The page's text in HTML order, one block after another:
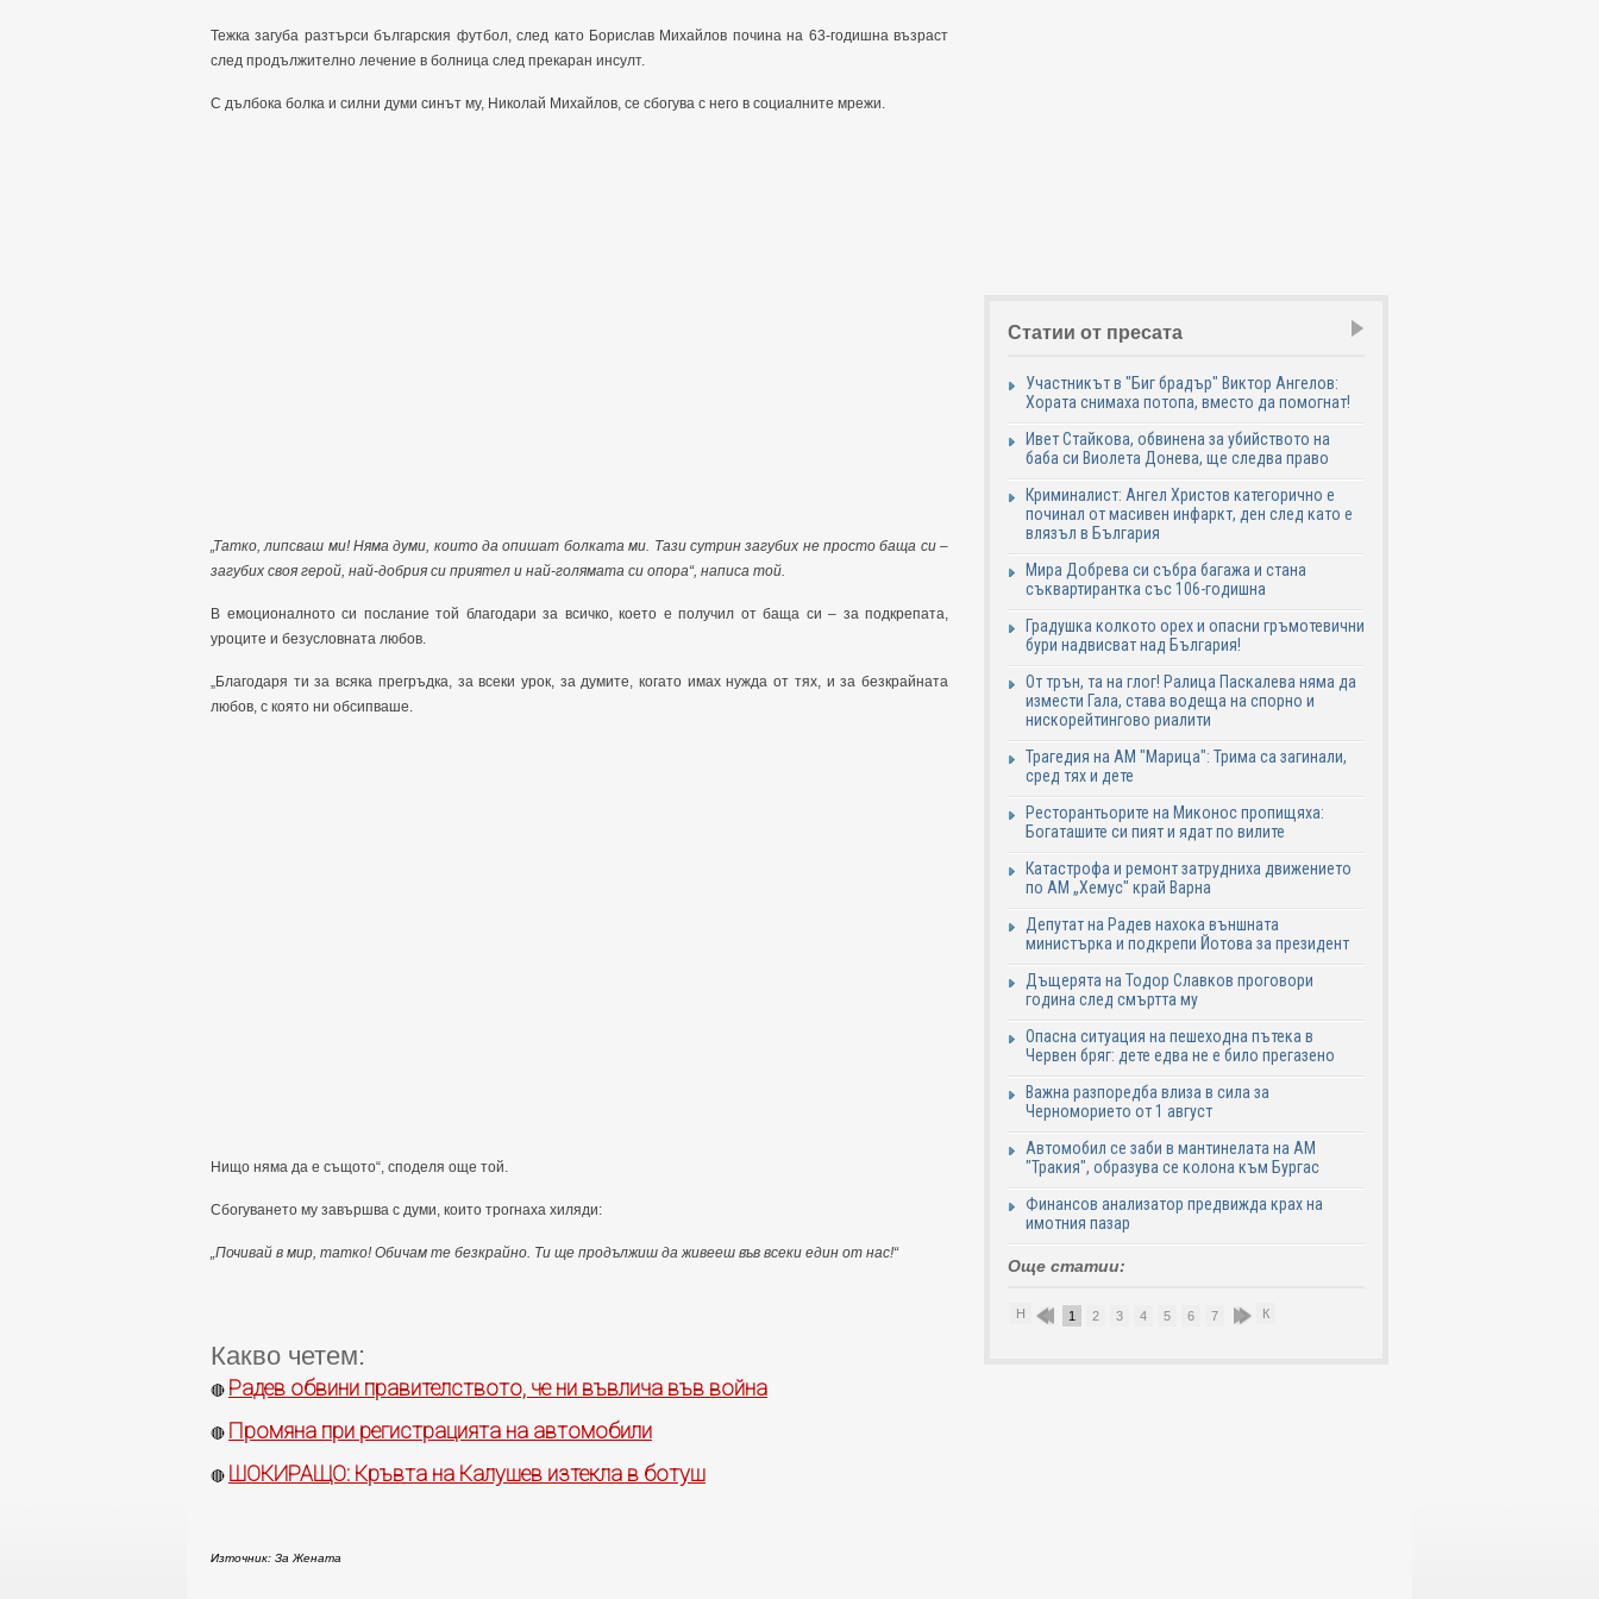
Тежка загуба разтърси българския футбол, след като Борислав Михайлов почина на 63-годишна възраст
след продължително лечение в болница след прекаран инсулт.
С дълбока болка и силни думи синът му, Николай Михайлов, се сбогува с него в социалните мрежи.
„Татко, липсваш ми! Няма думи, които да опишат болката ми. Тази сутрин загубих не просто баща си –
загубих своя герой, най-добрия си приятел и най-голямата си опора“, написа той.
В емоционалното си послание той благодари за всичко, което е получил от баща си – за подкрепата,
уроците и безусловната любов.
„Благодаря ти за всяка прегръдка, за всеки урок, за думите, когато имах нужда от тях, и за безкрайната
любов, с която ни обсипваше.
Нищо няма да е същото“, споделя още той.
Сбогуването му завършва с думи, които трогнаха хиляди:
„Почивай в мир, татко! Обичам те безкрайно. Ти ще продължиш да живееш във всеки един от нас!“
Какво четем:
🔴 Радев обвини правителството, че ни въвлича във война
🔴 Промяна при регистрацията на автомобили
🔴 ШОКИРАЩО: Кръвта на Калушев изтекла в ботуш
Източник: За Жената
Статии от пресата
Участникът в "Биг брадър" Виктор Ангелов:
Хората снимаха потопа, вместо да помогнат!
Ивет Стайкова, обвинена за убийството на
баба си Виолета Донева, ще следва право
Криминалист: Ангел Христов категорично е
починал от масивен инфаркт, ден след като е
влязъл в България
Мира Добрева си събра багажа и стана
съквартирантка със 106-годишна
Градушка колкото орех и опасни гръмотевични
бури надвисват над България!
От трън, та на глог! Ралица Паскалева няма да
измести Гала, става водеща на спорно и
нискорейтингово риалити
Трагедия на АМ "Марица": Трима са загинали,
сред тях и дете
Ресторантьорите на Миконос пропищяха:
Богаташите си пият и ядат по вилите
Катастрофа и ремонт затрудниха движението
по АМ „Хемус" край Варна
Депутат на Радев нахока външната
министърка и подкрепи Йотова за президент
Дъщерята на Тодор Славков проговори
година след смъртта му
Опасна ситуация на пешеходна пътека в
Червен бряг: дете едва не е било прегазено
Важна разпоредба влиза в сила за
Черноморието от 1 август
Автомобил се заби в мантинелата на АМ
"Тракия", образува се колона към Бургас
Финансов анализатор предвижда крах на
имотния пазар
Още статии:
Н 1 2 3 4 5 6 7 8 9К